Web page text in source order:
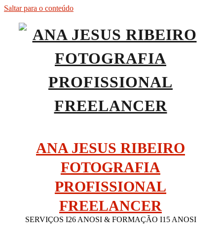
Saltar para o conteúdo
ANA JESUS RIBEIRO
FOTOGRAFIA
PROFISSIONAL
FREELANCER
SERVIÇOS I26 ANOSI & FORMAÇÃO I15 ANOSI